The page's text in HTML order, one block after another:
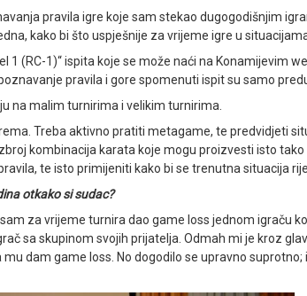
pravila igre koje sam stekao dugogodišnjim
kako bi što uspješnije za vrijeme igre u
1 (RC-1)“ ispita koje se može naći na Konamijevim
pravila i gore spomenuti ispit su samo
na malim turnirima i velikim turnirima.
Treba aktivno pratiti metagame, te predvidjeti
kombinacija karata koje mogu proizvesti isto
te isto primijeniti kako bi se trenutna situacija
otkako si sudac?
za vrijeme turnira dao game loss jednom igraču
sa skupinom svojih prijatelja. Odmah mi je kroz
dam game loss. No dogodilo se upravno